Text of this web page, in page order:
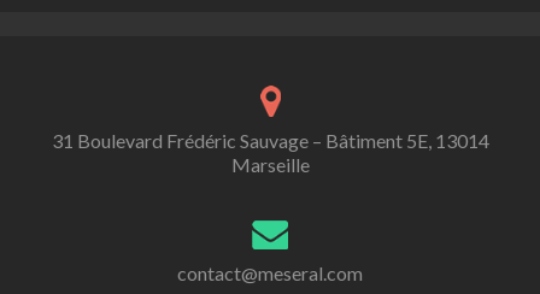
31 Boulevard Frédéric Sauvage – Bâtiment 5E, 13014
Marseille
contact@meseral.com